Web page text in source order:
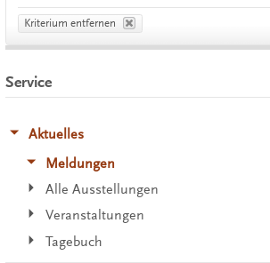
Kriterium entfernen
Service
Aktuelles
Meldungen
Alle Ausstellungen
Veranstaltungen
Tagebuch